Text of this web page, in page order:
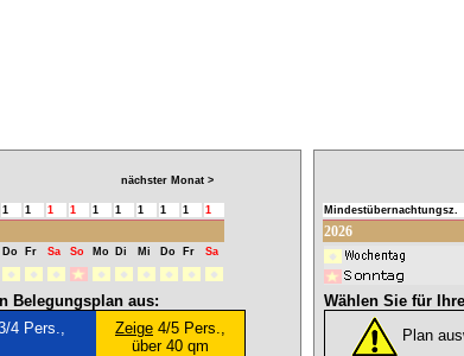
nächster Monat >
1 1 1 1 1 1 1 1 1 1
Do Fr Sa So Mo Di Mi Do Fr Sa
Belegungsplan aus:
4 Pers.,
Zeige 4/5 Pers.,
über 40 qm
Mindestübernachtungsz.
2026
Wählen Sie für
Plan